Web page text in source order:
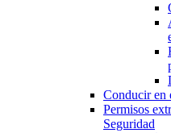
Conducir en
Permisos
Seguridad